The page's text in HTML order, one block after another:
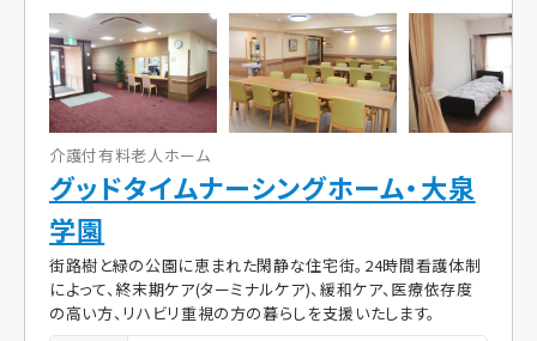
介護付有料老人ホーム
グッドタイムナーシングホーム・大泉
学園
街路樹と緑の公園に恵まれた閑静な住宅街。24時間看護体制
によって、終末期ケア(ターミナルケア)、緩和ケア、医療依存度
の高い方、リハビリ重視の方の暮らしを支援いたします。